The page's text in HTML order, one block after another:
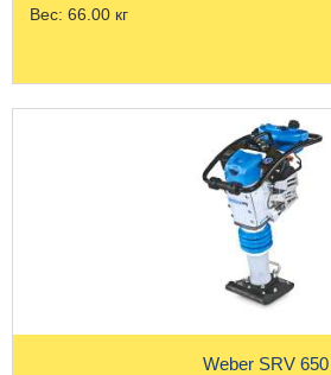
Вес: 66.00 кг
Weber SRV 650